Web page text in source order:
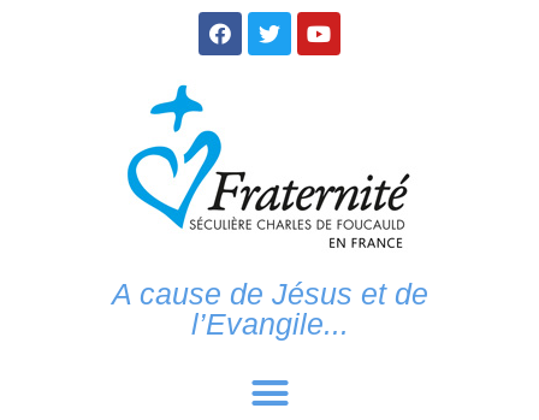
A cause de Jésus et de
l’Evangile...